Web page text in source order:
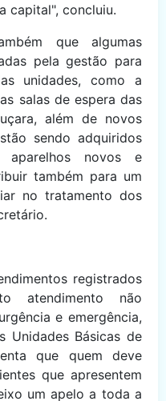
capital", concluiu.
que algumas
pela gestão para
unidades, como a
salas de espera das
além de novos
sendo adquiridos
aparelhos novos e
também para um
no tratamento dos
registrados
atendimento não
e emergência,
Unidades Básicas de
que quem deve
que apresentem
um apelo a toda a